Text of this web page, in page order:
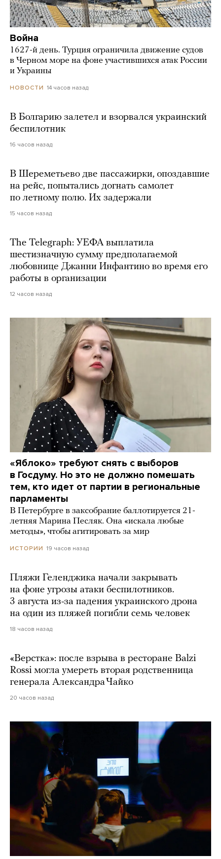
Война
1627-й день. Турция ограничила движение судов
в Черном море на фоне участившихся атак России
и Украины
НОВОСТИ 14 часов назад
В Болгарию залетел и взорвался украинский
беспилотник
16 часов назад
В Шереметьево две пассажирки, опоздавшие
на рейс, попытались догнать самолет
по летному полю. Их задержали
15 часов назад
The Telegraph: УЕФА выплатила
шестизначную сумму предполагаемой
любовнице Джанни Инфантино во время его
работы в организации
12 часов назад
«Яблоко» требуют снять с выборов
в Госдуму. Но это не должно помешать
тем, кто идет от партии в региональные
парламенты
В Петербурге в заксобрание баллотируется 21-
летняя Марина Песляк. Она «искала любые
методы», чтобы агитировать за мир
ИСТОРИИ 19 часов назад
Пляжи Геленджика начали закрывать
на фоне угрозы атаки беспилотников.
3 августа из-за падения украинского дрона
на один из пляжей погибли семь человек
18 часов назад
«Верстка»: после взрыва в ресторане Balzi
Rossi могла умереть вторая родственница
генерала Александра Чайко
20 часов назад